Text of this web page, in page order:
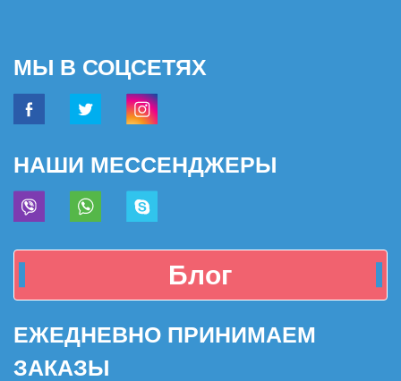
МЫ В СОЦСЕТЯХ
НАШИ МЕССЕНДЖЕРЫ
Блог
ЕЖЕДНЕВНО ПРИНИМАЕМ
ЗАКАЗЫ